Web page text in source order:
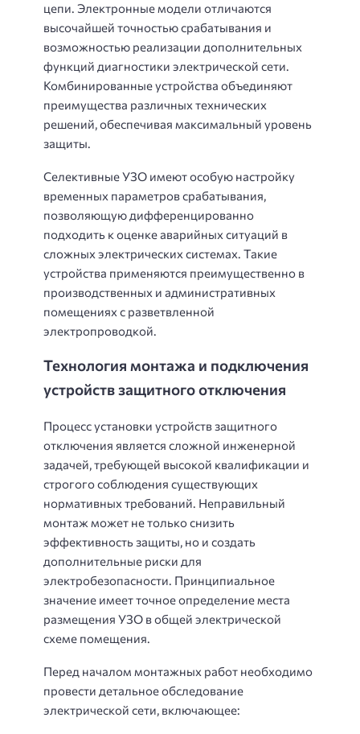
цепи. Электронные модели отличаются
высочайшей точностью срабатывания и
возможностью реализации дополнительных
функций диагностики электрической сети.
Комбинированные устройства объединяют
преимущества различных технических
решений, обеспечивая максимальный уровень
защиты.
Селективные УЗО имеют особую настройку
временных параметров срабатывания,
позволяющую дифференцированно
подходить к оценке аварийных ситуаций в
сложных электрических системах. Такие
устройства применяются преимущественно в
производственных и административных
помещениях с разветвленной
электропроводкой.
Технология монтажа и подключения
устройств защитного отключения
Процесс установки устройств защитного
отключения является сложной инженерной
задачей, требующей высокой квалификации и
строгого соблюдения существующих
нормативных требований. Неправильный
монтаж может не только снизить
эффективность защиты, но и создать
дополнительные риски для
электробезопасности. Принципиальное
значение имеет точное определение места
размещения УЗО в общей электрической
схеме помещения.
Перед началом монтажных работ необходимо
провести детальное обследование
электрической сети, включающее: